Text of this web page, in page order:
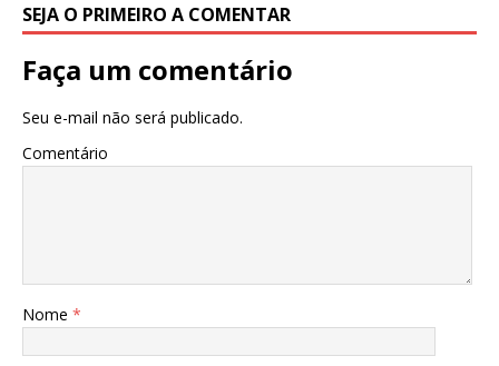
SEJA O PRIMEIRO A COMENTAR
Faça um comentário
Seu e-mail não será publicado.
Comentário
Nome *